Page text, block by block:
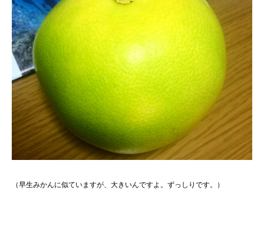
（早生みかんに似ていますが、大きいんですよ。ずっしりです。）